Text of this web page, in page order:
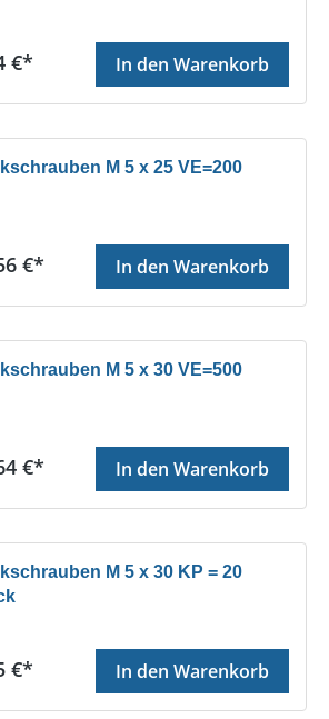
Preis:
€* In den Warenkorb
M 5 x 25 VE=200
Preis:
€* In den Warenkorb
M 5 x 30 VE=500
Preis:
€* In den Warenkorb
M 5 x 30 KP = 20
Preis:
€* In den Warenkorb